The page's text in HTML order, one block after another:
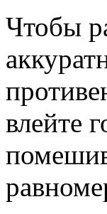
Чтобы
влейте